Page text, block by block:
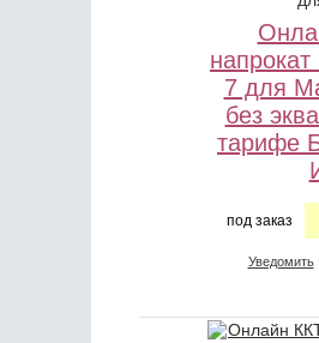
7 для
без
тарифе
под заказ
Уведомить